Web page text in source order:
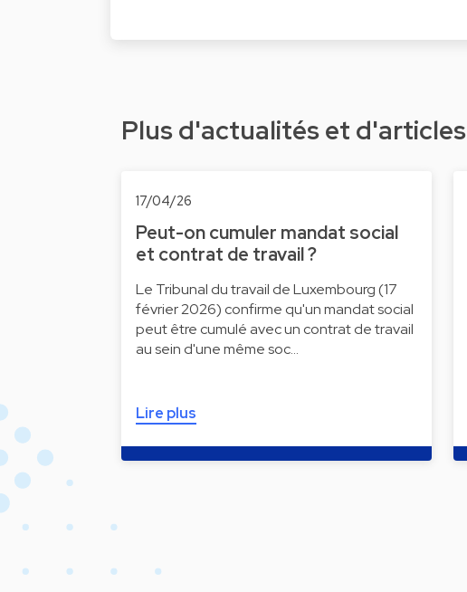
Plus d'actualités et d'articles
17/04/26
Peut-on cumuler mandat social
et contrat de travail ?
Le Tribunal du travail de Luxembourg (17
février 2026) confirme qu'un mandat social
peut être cumulé avec un contrat de travail
au sein d'une même soc…
Lire plus